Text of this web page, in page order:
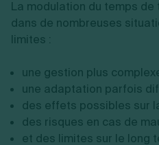
La modulation du temps de
dans de nombreuses
limites :
une gestion plus
une adaptation parfois
des effets possibles sur
des risques en cas de
et des limites sur le long